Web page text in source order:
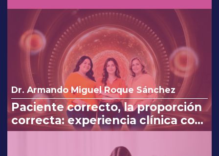
Dr. Armando Miguel Roque Sánchez
Paciente correcto, la proporción
correcta: experiencia clínica con
Myo y D-Chiro-Inositol